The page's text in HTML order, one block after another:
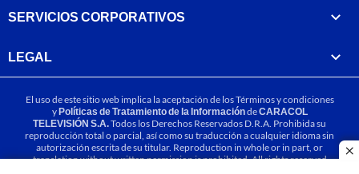
SERVICIOS CORPORATIVOS
LEGAL
El uso de este sitio web implica la aceptación de losTérminos y condiciones
yPolíticas de Tratamiento de la InformacióndeCARACOL
TELEVISIÓN S.A.Todos los Derechos Reservados D.R.A. Prohibida su
reproducción total o parcial, así como su traducción a cualquier idioma sin
autorización escrita de su titular. Reproduction in whole or in part, or
translation without written permission is prohibited. All rights reserved